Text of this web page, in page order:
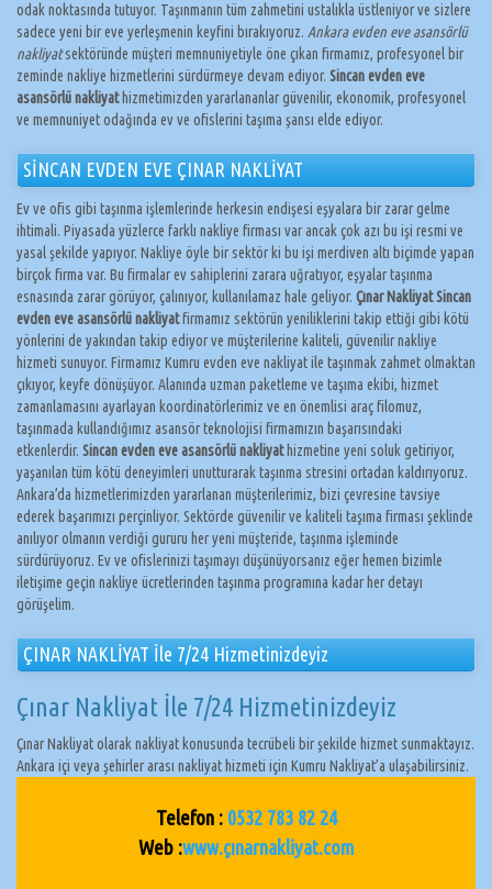
odak noktasında tutuyor. Taşınmanın tüm zahmetini ustalıkla üstleniyor ve sizlere
sadece yeni bir eve yerleşmenin keyfini bırakıyoruz. Ankara evden eve asansörlü
nakliyatsektöründe müşteri memnuniyetiyle öne çıkan firmamız, profesyonel bir
zeminde nakliye hizmetlerini sürdürmeye devam ediyor. Sincan evden eve
asansörlü nakliyathizmetimizden yararlananlar güvenilir, ekonomik, profesyonel
ve memnuniyet odağında ev ve ofislerini taşıma şansı elde ediyor.
SİNCAN EVDEN EVE ÇINAR NAKLİYAT
Ev ve ofis gibi taşınma işlemlerinde herkesin endişesi eşyalara bir zarar gelme
ihtimali. Piyasada yüzlerce farklı nakliye firması var ancak çok azı bu işi resmi ve
yasal şekilde yapıyor. Nakliye öyle bir sektör ki bu işi merdiven altı biçimde yapan
birçok firma var. Bu firmalar ev sahiplerini zarara uğratıyor, eşyalar taşınma
esnasında zarar görüyor, çalınıyor, kullanılamaz hale geliyor. Çınar Nakliyat Sincan
evden eve asansörlü nakliyatfirmamız sektörün yeniliklerini takip ettiği gibi kötü
yönlerini de yakından takip ediyor ve müşterilerine kaliteli, güvenilir nakliye
hizmeti sunuyor. Firmamız Kumru evden eve nakliyat ile taşınmak zahmet olmaktan
çıkıyor, keyfe dönüşüyor. Alanında uzman paketleme ve taşıma ekibi, hizmet
zamanlamasını ayarlayan koordinatörlerimiz ve en önemlisi araç filomuz,
taşınmada kullandığımız asansör teknolojisi firmamızın başarısındaki
etkenlerdir. Sincan evden eve asansörlü nakliyathizmetine yeni soluk getiriyor,
yaşanılan tüm kötü deneyimleri unutturarak taşınma stresini ortadan kaldırıyoruz.
Ankara’da hizmetlerimizden yararlanan müşterilerimiz, bizi çevresine tavsiye
ederek başarımızı perçinliyor. Sektörde güvenilir ve kaliteli taşıma firması şeklinde
anılıyor olmanın verdiği gururu her yeni müşteride, taşınma işleminde
sürdürüyoruz. Ev ve ofislerinizi taşımayı düşünüyorsanız eğer hemen bizimle
iletişime geçin nakliye ücretlerinden taşınma programına kadar her detayı
görüşelim.
ÇINAR NAKLİYAT İle 7/24 Hizmetinizdeyiz
Çınar Nakliyat İle 7/24 Hizmetinizdeyiz
Çınar Nakliyat olarak nakliyat konusunda tecrübeli bir şekilde hizmet sunmaktayız.
Ankara içi veya şehirler arası nakliyat hizmeti için Kumru Nakliyat’a ulaşabilirsiniz.
Telefon : 0532 783 82 24
Web :www.çınarnakliyat.com